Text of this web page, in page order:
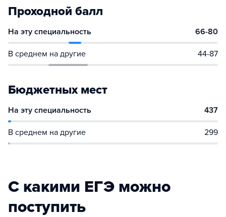
Проходной балл
На эту специальность 66-80
В среднем на другие 44-87
Бюджетных мест
На эту специальность 437
В среднем на другие 299
С какими ЕГЭ можно
поступить